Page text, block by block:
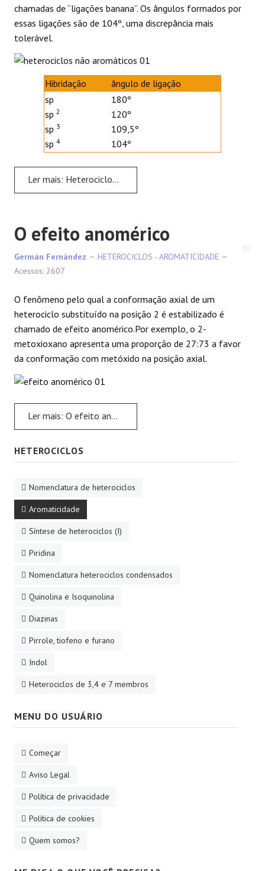
chamadas de “ligações banana”. Os ângulos formados por
essas ligações são de 104º, uma discrepância mais
tolerável.
Hibridação
ângulo de ligação
sp
sp 2
sp 3
sp 4
180º
120º
109,5º
104º
Ler mais: Heterociclos não aromáticos
O efeito anomérico
Germán Fernández
HETEROCICLOS - AROMATICIDADE
Acessos: 2607
O fenômeno pelo qual a conformação axial de um
heterociclo substituído na posição 2 é estabilizado é
chamado de efeito anomérico.Por exemplo, o 2-
metoxioxano apresenta uma proporção de 27:73 a favor
da conformação com metóxido na posição axial.
Ler mais: O efeito anomérico
HETEROCICLOS
Nomenclatura de heterociclos
Aromaticidade
Síntese de heterociclos (I)
Piridina
Nomenclatura heterociclos condensados
Quinolina e Isoquinolina
Diazinas
Pirrole, tiofeno e furano
Indol
Heterociclos de 3,4 e 7 membros
MENU DO USUÁRIO
Começar
Aviso Legal
Política de privacidade
Política de cookies
Quem somos?